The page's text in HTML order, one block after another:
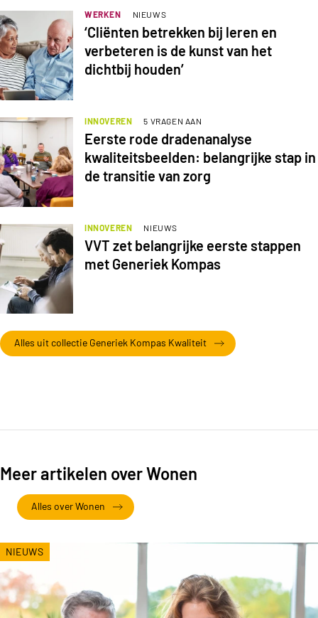
WERKEN NIEUWS
‘Cliënten betrekken bij leren en
verbeteren is de kunst van het
dichtbij houden’
INNOVEREN 5 VRAGEN AAN
Eerste rode dradenanalyse
kwaliteitsbeelden: belangrijke stap in
de transitie van zorg
INNOVEREN NIEUWS
VVT zet belangrijke eerste stappen
met Generiek Kompas
Alles uit collectie Generiek Kompas Kwaliteit
Meer artikelen over Wonen
Alles over Wonen
NIEUWS